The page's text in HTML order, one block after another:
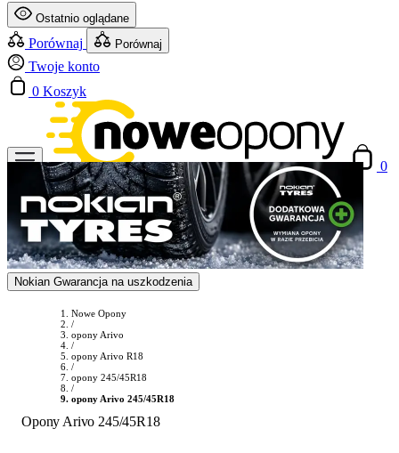
Ostatnio oglądane
Porównaj Porównaj
Twoje konto
0 Koszyk
0
Nokian Gwarancja na uszkodzenia
Nowe Opony
/
opony Arivo
/
opony Arivo R18
/
opony 245/45R18
/
opony Arivo 245/45R18
Opony Arivo 245/45R18